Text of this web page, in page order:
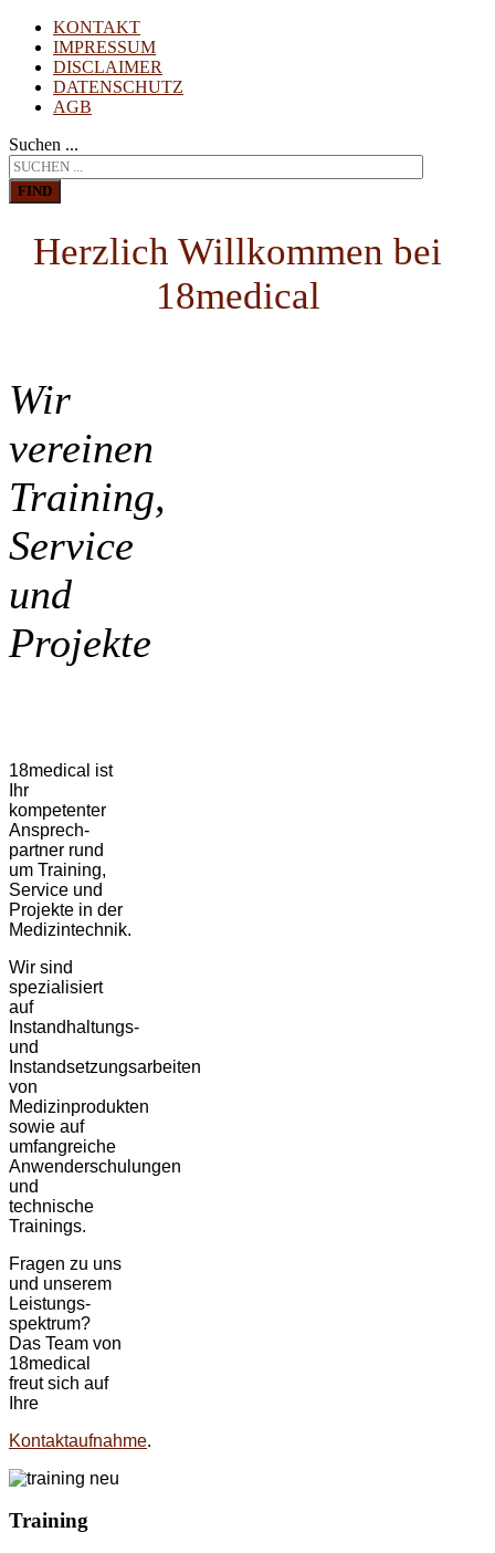
KONTAKT
IMPRESSUM
DISCLAIMER
DATENSCHUTZ
AGB
Suchen ...
FIND
Herzlich Willkommen bei
18medical
Wir
vereinen
Training,
Service
und
Projekte
18medical ist
Ihr
kompetenter
Ansprech-
partner rund
um Training,
Service und
Projekte in der
Medizintechnik.
Wir sind
spezialisiert
auf
Instandhaltungs-
und
Instandsetzungsarbeiten
von
Medizinprodukten
sowie auf
umfangreiche
Anwenderschulungen
und
technische
Trainings.
Fragen zu uns
und unserem
Leistungs-
spektrum?
Das Team von
18medical
freut sich auf
Ihre
Kontaktaufnahme.
Training